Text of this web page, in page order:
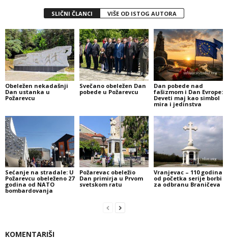
SLIČNI ČLANCI VIŠE OD ISTOG AUTORA
Obeležen nekadašnji
Dan ustanka u
Požarevcu
Svečano obeležen Dan
pobede u Požarevcu
Dan pobede nad
fašizmom i Dan Evrope:
Deveti maj kao simbol
mira i jedinstva
Sećanje na stradale: U
Požarevcu obeleženo 27
godina od NATO
bombardovanja
Požarevac obeležio
Dan primirja u Prvom
svetskom ratu
Vranjevac – 110 godina
od početka serije borbi
za odbranu Braničeva
KOMENTARIŠI